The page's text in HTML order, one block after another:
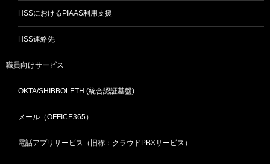
HSSにおけるPIAAS利用支援
HSS連絡先
職員向けサービス
OKTA/SHIBBOLETH (統合認証基盤)
メール（OFFICE365）
電話アプリサービス（旧称：クラウドPBXサービス）